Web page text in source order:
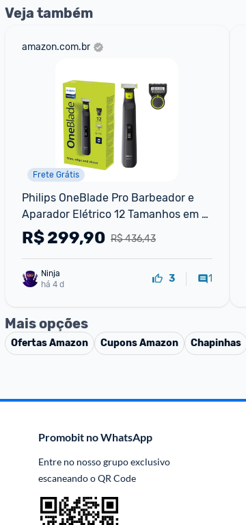
Veja também
amazon.com.br
Frete Grátis
Philips OneBlade Pro Barbeador e
Aparador Elétrico 12 Tamanhos em 1
Pente
R$ 436,43
R$299,90
há 4 d
3 1
Mais opções
OfertasAmazon CuponsAmazon Chapinhas
Promobit no WhatsApp
Entre no nosso grupo exclusivo
escaneando o QR Code